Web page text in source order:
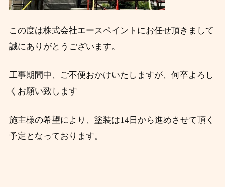
この度は株式会社エースペイントにお任せ頂きまして
誠にありがとうございます。
工事期間中、ご不便おかけいたしますが、何卒よろし
くお願い致します
施主様の希望により、塗装は14日から進めさせて頂く
予定となっております。